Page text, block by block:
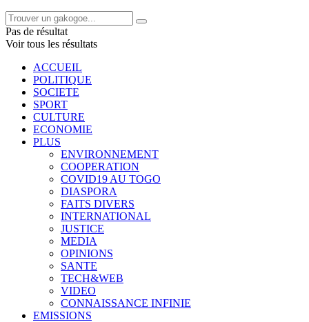
Pas de résultat
Voir tous les résultats
ACCUEIL
POLITIQUE
SOCIETE
SPORT
CULTURE
ECONOMIE
PLUS
ENVIRONNEMENT
COOPERATION
COVID19 AU TOGO
DIASPORA
FAITS DIVERS
INTERNATIONAL
JUSTICE
MEDIA
OPINIONS
SANTE
TECH&WEB
VIDEO
CONNAISSANCE INFINIE
EMISSIONS